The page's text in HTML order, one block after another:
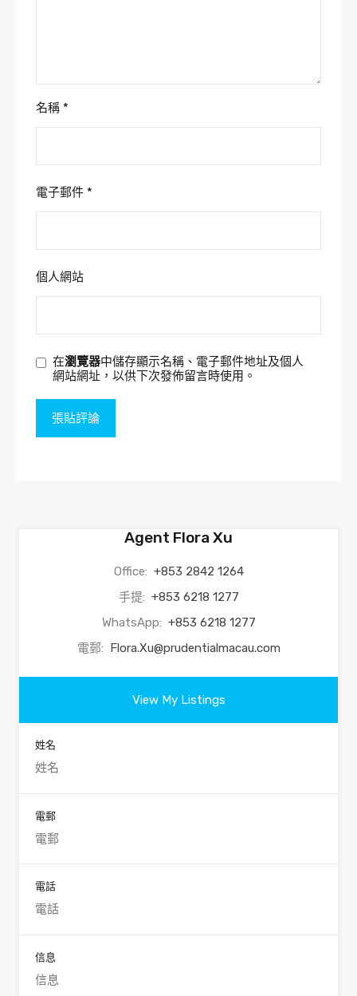
名稱 *
電子郵件 *
個人網站
在瀏覽器中儲存顯示名稱、電子郵件地址及個人
網站網址，以供下次發佈留言時使用。
Agent Flora Xu
Office: +853 2842 1264
手提: +853 6218 1277
WhatsApp: +853 6218 1277
電郵: Flora.Xu@prudentialmacau.com
View My Listings
姓名
電郵
電話
信息